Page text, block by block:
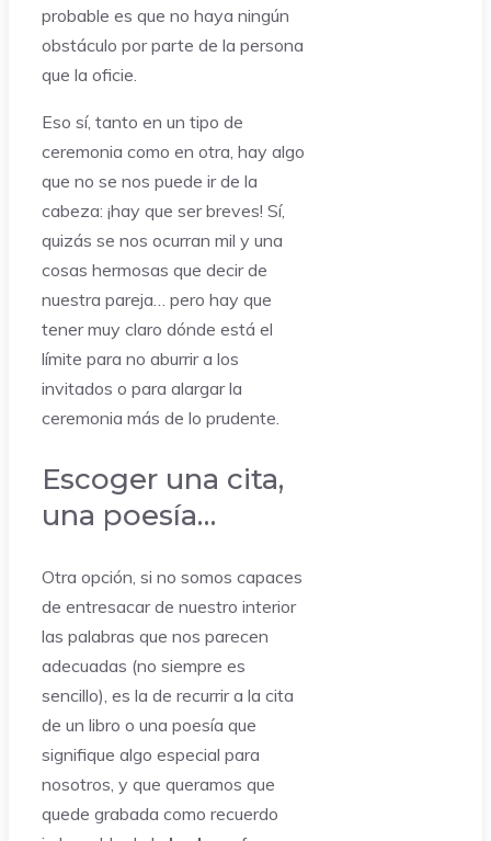
probable es que no haya ningún
obstáculo por parte de la persona
que la oficie.
Eso sí, tanto en un tipo de
ceremonia como en otra, hay algo
que no se nos puede ir de la
cabeza: ¡hay que ser breves! Sí,
quizás se nos ocurran mil y una
cosas hermosas que decir de
nuestra pareja… pero hay que
tener muy claro dónde está el
límite para no aburrir a los
invitados o para alargar la
ceremonia más de lo prudente.
Escoger una cita,
una poesía…
Otra opción, si no somos capaces
de entresacar de nuestro interior
las palabras que nos parecen
adecuadas (no siempre es
sencillo), es la de recurrir a la cita
de un libro o una poesía que
signifique algo especial para
nosotros, y que queramos que
quede grabada como recuerdo